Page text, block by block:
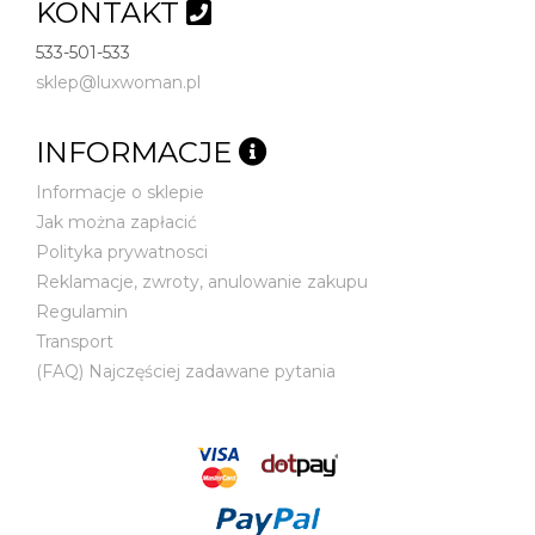
KONTAKT
533-501-533
sklep@luxwoman.pl
INFORMACJE
Informacje o sklepie
Jak można zapłacić
Polityka prywatnosci
Reklamacje, zwroty, anulowanie zakupu
Regulamin
Transport
(FAQ) Najczęściej zadawane pytania